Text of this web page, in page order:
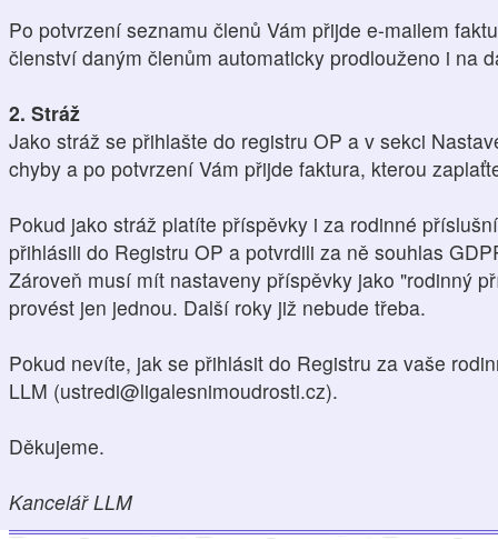
Po potvrzení seznamu členů Vám přijde e-mailem
členství daným členům automaticky prodlouženo i na
2. Stráž
Jako stráž se přihlašte do registru OP a v sekci
chyby a po potvrzení Vám přijde faktura, kterou
Pokud jako stráž platíte příspěvky i za rodinné
přihlásili do Registru OP a potvrdili za ně souhlas
Zároveň musí mít nastaveny příspěvky jako "rodinný
provést jen jednou. Další roky již nebude třeba.
Pokud nevíte, jak se přihlásit do Registru za vaše
LLM (ustredi@ligalesnimoudrosti.cz).
Děkujeme.
Kancelář LLM